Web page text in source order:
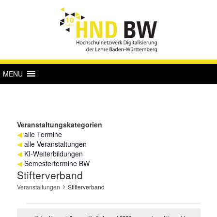
MENU
Veranstaltungskategorien
◀ alle Termine
◀ alle Veranstaltungen
◀ KI-Weiterbildungen
◀ Semestertermine BW
Stifterverband
Veranstaltungen Stifterverband
Veranstaltungen